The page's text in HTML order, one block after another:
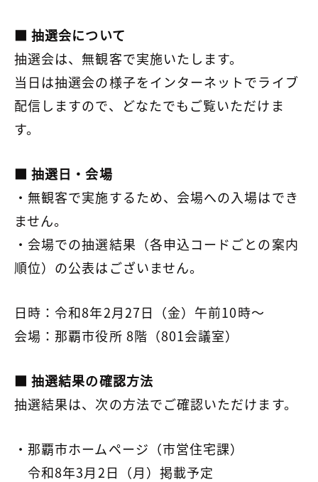
■ 抽選会について
抽選会は、無観客で実施いたします。
当日は抽選会の様子をインターネットでライブ
配信しますので、どなたでもご覧いただけま
す。
■ 抽選日・会場
・無観客で実施するため、会場への入場はでき
ません。
・会場での抽選結果（各申込コードごとの案内
順位）の公表はございません。
日時：令和8年2月27日（金）午前10時～
会場：那覇市役所 8階（801会議室）
■ 抽選結果の確認方法
抽選結果は、次の方法でご確認いただけます。
・那覇市ホームページ（市営住宅課）
令和8年3月2日（月）掲載予定